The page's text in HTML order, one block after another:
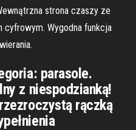
strona czaszy ze
cyfrowym. Wygodna funkcja
parasole.
z niespodzianką!
rączką